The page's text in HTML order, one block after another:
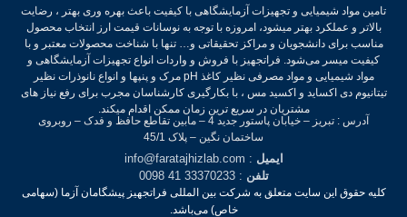
تامین مواد شیمیایی و تجهیزات آزمایشگاهی با کیفیت باعث بهره وری بهتر ، رضایت
بالاتر و عملکرد بهتر میشود، امروزه با توجه به نوسانات قیمت ارز انتخاب محصول
مناسب برای دانشجویان و مراکز تحقیقاتی و… تنها با شناخت محصولات معتبر و با
کیفیت میسر می‌شود.فراتجهیز با فروش و واردات انواع تجهیزات آزمایشگاهی و
مواد شیمیایی و مواد مصرفی نظیر کاغذ pH مرک و پنپها و انواع نانوذرات نظیر
تیتانیوم دی اکساید و اکسید مس ، با بکارگیری کارشناسان مجرب برای رفع نیاز های
مشتریان در سریع ترین زمان ممکن اقدام میکند.
آدرس : تبریز – خیابان پاستور جدید 4 – مابین تقاطع حافظ و فدک – روبروی
ساختمان نگین – پلاک 45/1
ایمیل: info@faratajhizlab.com
تلفن: 33370233 41 0098
کلیه حقوق این سایت متعلق به شرکت بین المللی فراتجهیز پیشگامان آزما (سهامی
خاص) می‌باشد.